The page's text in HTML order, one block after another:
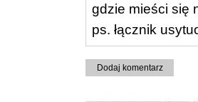
gdzie mieści się
ps. łącznik
Dodaj komentarz